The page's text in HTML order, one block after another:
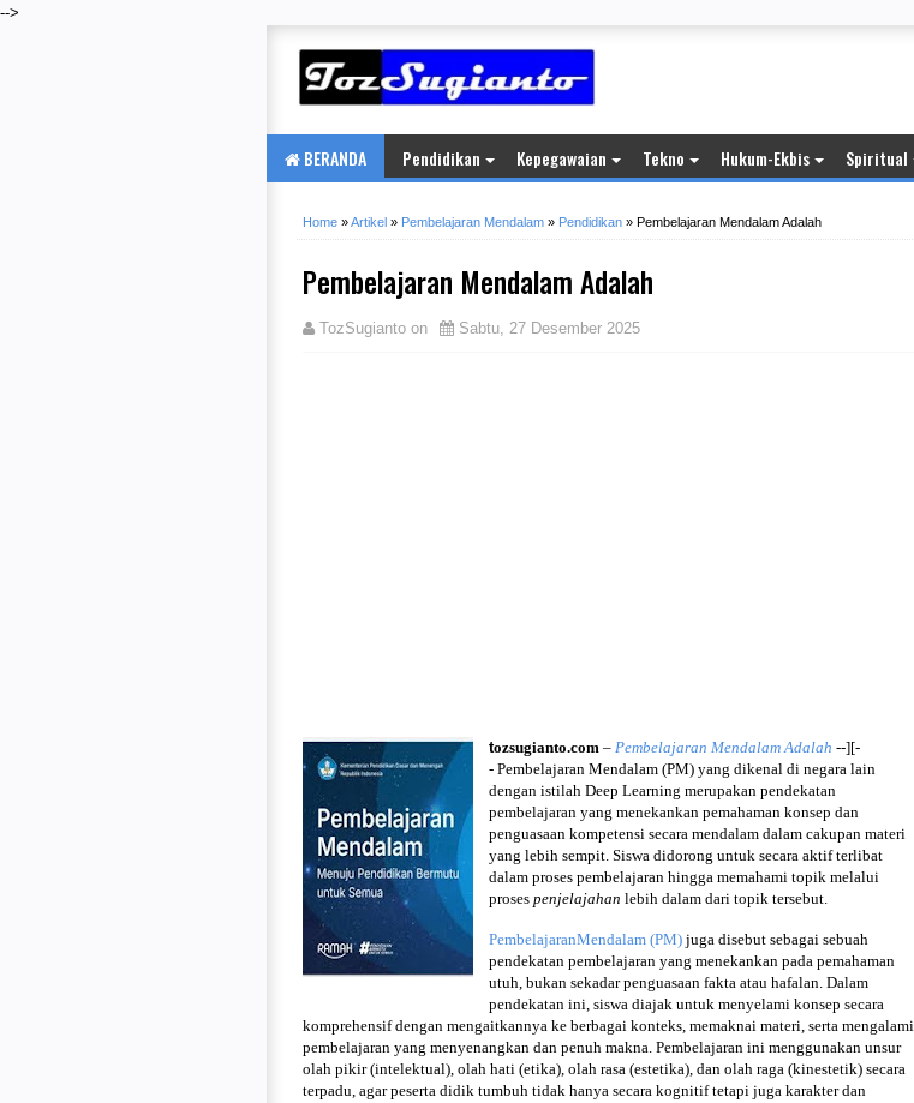
-->
BERANDA Pendidikan Kepegawaian Tekno Hukum-Ekbis Spiritual
Home »Artikel » Pembelajaran Mendalam » Pendidikan » Pembelajaran Mendalam Adalah
Pembelajaran Mendalam Adalah
TozSugianto on Sabtu, 27 Desember 2025
tozsugianto.com – Pembelajaran Mendalam Adalah --][-
- Pembelajaran Mendalam (PM) yang dikenal di negara lain
dengan istilah Deep Learning merupakan pendekatan
pembelajaran yang menekankan pemahaman konsep dan
penguasaan kompetensi secara mendalam dalam cakupan materi
yang lebih sempit. Siswa didorong untuk secara aktif terlibat
dalam proses pembelajaran hingga memahami topik melalui
proses penjelajahan lebih dalam dari topik tersebut.
PembelajaranMendalam (PM) juga disebut sebagai sebuah
pendekatan pembelajaran yang menekankan pada pemahaman
utuh, bukan sekadar penguasaan fakta atau hafalan. Dalam
pendekatan ini, siswa diajak untuk menyelami konsep secara
komprehensif dengan mengaitkannya ke berbagai konteks, memaknai materi, serta mengalami
pembelajaran yang menyenangkan dan penuh makna. Pembelajaran ini menggunakan unsur
olah pikir (intelektual), olah hati (etika), olah rasa (estetika), dan olah raga (kinestetik) secara
terpadu, agar peserta didik tumbuh tidak hanya secara kognitif tetapi juga karakter dan